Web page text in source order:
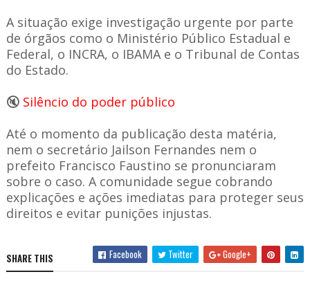
A situação exige investigação urgente por parte
de órgãos como o Ministério Público Estadual e
Federal, o INCRA, o IBAMA e o Tribunal de Contas
do Estado.
🔇 Silêncio do poder público
Até o momento da publicação desta matéria,
nem o secretário Jailson Fernandes nem o
prefeito Francisco Faustino se pronunciaram
sobre o caso. A comunidade segue cobrando
explicações e ações imediatas para proteger seus
direitos e evitar punições injustas.
SHARE THIS Facebook Twitter Google+